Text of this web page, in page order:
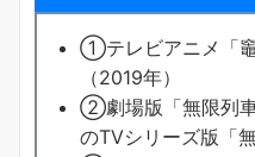
①テレビアニメ「竈
（2019年）
②劇場版「無限列
のTVシリーズ版「